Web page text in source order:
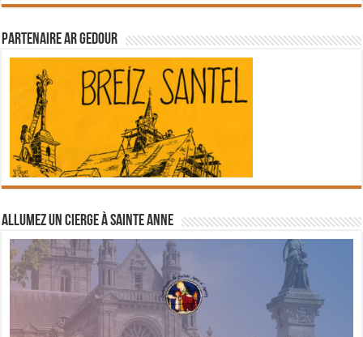
Partenaire Ar Gedour
Allumez un cierge à Sainte Anne